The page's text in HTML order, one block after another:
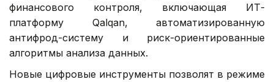
финансового контроля, включающая ИТ-
платформу Qalqan, автоматизированную
антифрод-систему и риск-ориентированные
алгоритмы анализа данных.
Новые цифровые инструменты позволят в режиме